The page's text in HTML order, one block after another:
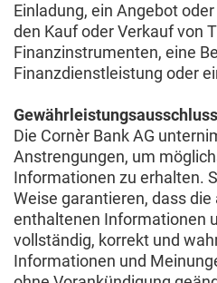
Einladung, ein Angebot
den Kauf oder Verkauf von
Finanzinstrumenten, eine
Finanzdienstleistung oder
Gewährleistungsausschluss
Die Cornèr Bank AG
Anstrengungen, um
Informationen zu erhalten.
Weise garantieren, dass
enthaltenen Informationen
vollständig, korrekt und
Informationen und